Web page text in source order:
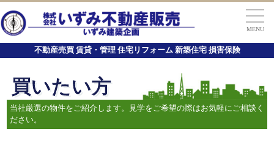
MENU
不動産売買 賃貸・管理 住宅リフォーム 新築住宅 損害保険
買いたい方
当社厳選の物件をご紹介します。見学をご希望の際はお気軽にご相談く
ださい。